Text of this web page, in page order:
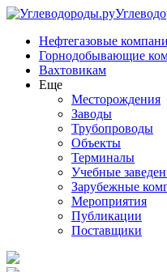
Нефтегазовые
Горнодобывающие
Вахтовикам
Еще
Месторождения
Заводы
Трубопроводы
Объекты
Терминалы
Учебные
Зарубежные
Мероприятия
Публикации
Поставщики